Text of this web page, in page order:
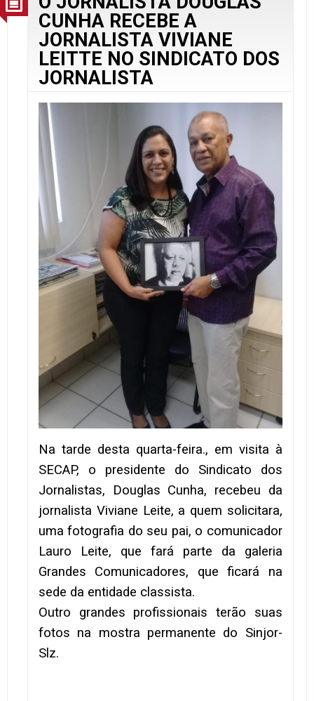
CUNHA RECEBE A
JORNALISTA VIVIANE
LEITTE NO SINDICATO DOS
JORNALISTA
Na tarde desta quarta-feira., em visita à
SECAP, o presidente do Sindicato dos
Jornalistas, Douglas Cunha, recebeu da
jornalista Viviane Leite, a quem solicitara,
uma fotografia do seu pai, o comunicador
Lauro Leite, que fará parte da galeria
Grandes Comunicadores, que ficará na
sede da entidade classista.
Outro grandes profissionais terão suas
fotos na mostra permanente do Sinjor-
Slz.